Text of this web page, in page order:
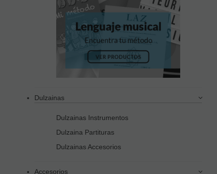
Dulzainas
Dulzainas Instrumentos
Dulzaina Partituras
Dulzainas Accesorios
Accesorios